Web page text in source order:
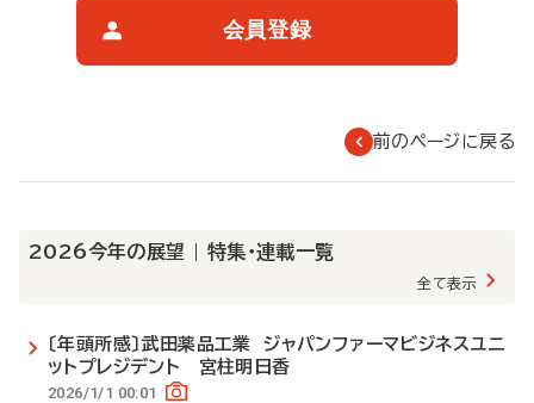
会員登録
前のページに戻る
2026今年の展望 | 特集・連載一覧
全て表示
〔年頭所感〕武田薬品工業 ジャパンファーマビジネスユニ
ットプレジデント 宮柱明日香
2026/1/1 00:01